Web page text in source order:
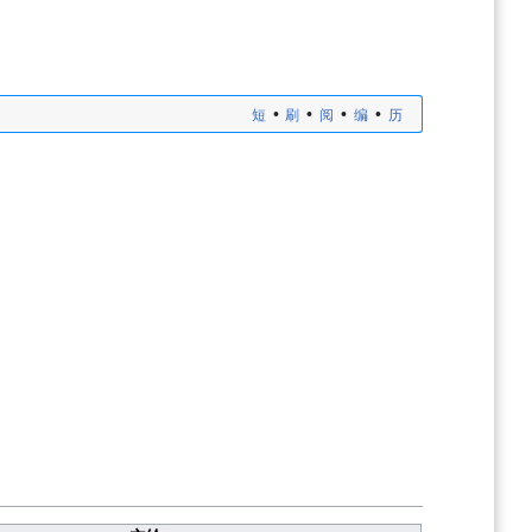
短 • 刷 • 阅 • 编 • 历